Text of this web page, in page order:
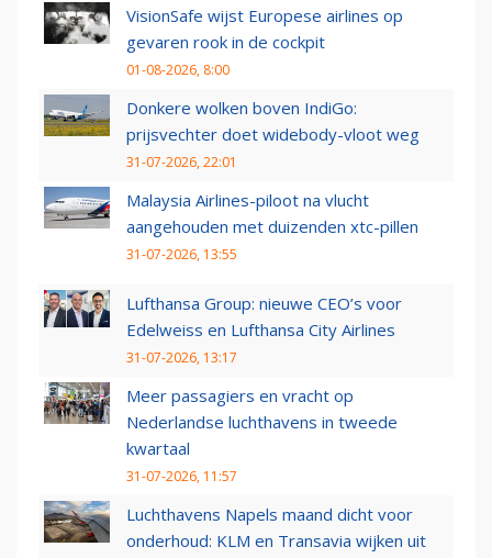
VisionSafe wijst Europese airlines op
gevaren rook in de cockpit
01-08-2026, 8:00
Donkere wolken boven IndiGo:
prijsvechter doet widebody-vloot weg
31-07-2026, 22:01
Malaysia Airlines-piloot na vlucht
aangehouden met duizenden xtc-pillen
31-07-2026, 13:55
Lufthansa Group: nieuwe CEO’s voor
Edelweiss en Lufthansa City Airlines
31-07-2026, 13:17
Meer passagiers en vracht op
Nederlandse luchthavens in tweede
kwartaal
31-07-2026, 11:57
Luchthavens Napels maand dicht voor
onderhoud: KLM en Transavia wijken uit